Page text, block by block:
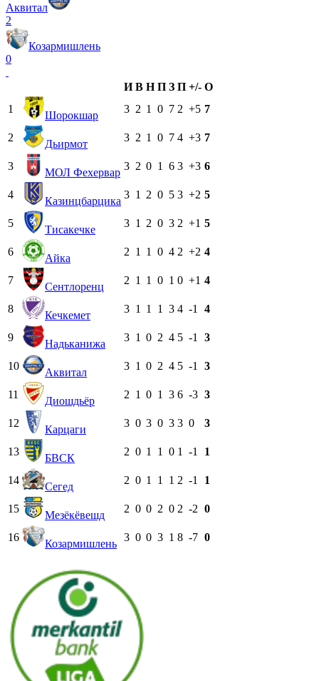
Аквитал
2
Козармишлень
0
И В Н П З П +/- О
1
Шорокшар
3 2 1 0 7 2 +5 7
2
Дьирмот
3 2 1 0 7 4 +3 7
3
МОЛ Фехервар
3 2 0 1 6 3 +3 6
4
Казинцбарцика
3 1 2 0 5 3 +2 5
5
Тисакечке
3 1 2 0 3 2 +1 5
6
Айка
2 1 1 0 4 2 +2 4
7
Сентлоренц
2 1 1 0 1 0 +1 4
8
Кечкемет
3 1 1 1 3 4 -1 4
9
Надьканижа
3 1 0 2 4 5 -1 3
10
Аквитал
3 1 0 2 4 5 -1 3
11
Диошдьёр
2 1 0 1 3 6 -3 3
12
Карцаги
3 0 3 0 3 3 0 3
13
БВСК
2 0 1 1 0 1 -1 1
14
Сегед
2 0 1 1 1 2 -1 1
15
Мезёкёвешд
2 0 0 2 0 2 -2 0
16
Козармишлень
3 0 0 3 1 8 -7 0